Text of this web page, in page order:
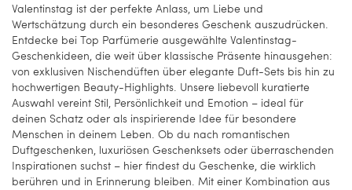
Valentinstag ist der perfekte Anlass, um Liebe und
Wertschätzung durch ein besonderes Geschenk auszudrücken.
Entdecke bei Top Parfümerie ausgewählte Valentinstag-
Geschenkideen, die weit über klassische Präsente hinausgehen:
von exklusiven Nischendüften über elegante Duft-Sets bis hin zu
hochwertigen Beauty-Highlights. Unsere liebevoll kuratierte
Auswahl vereint Stil, Persönlichkeit und Emotion – ideal für
deinen Schatz oder als inspirierende Idee für besondere
Menschen in deinem Leben. Ob du nach romantischen
Duftgeschenken, luxuriösen Geschenksets oder überraschenden
Inspirationen suchst – hier findest du Geschenke, die wirklich
berühren und in Erinnerung bleiben. Mit einer Kombination aus